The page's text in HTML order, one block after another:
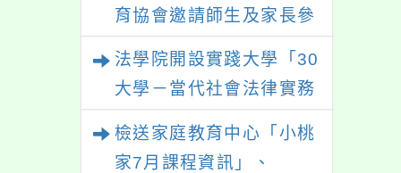
教學人才庫實施計畫」一
案， 請鼓勵校內教師踴
躍提出申請，請查照。
育協會邀請師生及家長參
與「幸符製造所：與同志
青少年一起長大」互動式
展覽，歡迎參觀。
法學院開設實踐大學「30
大學－當代社會法律實務
檢送家庭教育中心「小桃
家7月課程資訊」、
協助學生面臨生活困
難時可參考運用。